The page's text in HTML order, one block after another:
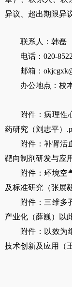
异议、超出期限异
联系人：韩磊
电话： 020-
邮箱：
办公地点：校
附件：病理性
药研究（刘志平）
附件：补肾活
靶向制剂研发与应
附件：环境空
及标准研究（张展
附件：三维多
产业化（薛巍）以
附件：以效为
技术创新及应用（